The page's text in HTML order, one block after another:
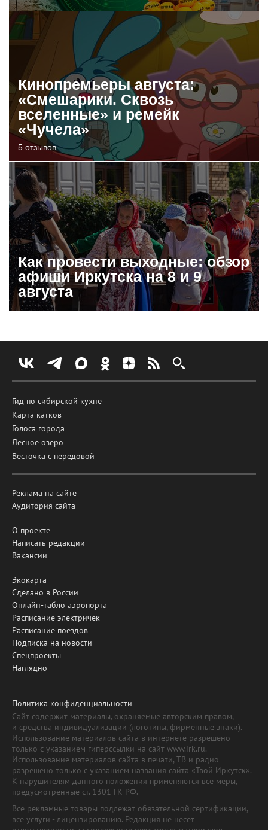
Кинопремьеры августа:
«Смешарики. Сквозь
вселенные» и ремейк
«Чучела»
5 отзывов
Как провести выходные: обзор
афиши Иркутска на 8 и 9
августа
Гид по сибирской кухне
Карта катков
Голоса города
Лесное озеро
Весточка с передовой
Реклама на сайте
Аудитория сайта
О проекте
Написать редакции
Вакансии
Экокарта
Сделано в России
Онлайн-табло аэропорта
Расписание электричек
Расписание поездов
Подписка на новости
Спецпроекты
Наглядно
Политика конфиденциальности
Сайт содержит материалы, охраняемые авторским правом,
и средства индивидуализации (логотипы, фирменные знаки).
Использование материалов сайта в интернете разрешено
только с указанием гиперссылки на сайт www.irk.ru.
Использование материалов сайта в печати, ТВ и радио
разрешено только с указанием названия сайта «Твой Иркутск».
К нарушителям данного положения применяются все меры,
предусмотренные ст. 1301 ГК РФ.
Все рекламные товары подлежат обязательной сертификации,
все услуги - лицензированию. Редакция не несет